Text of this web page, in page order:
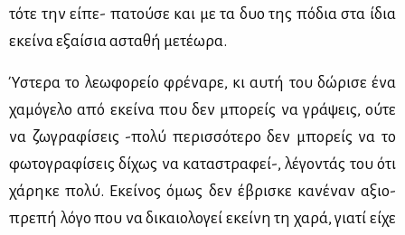
τό­τε την εί­πε- πα­τού­σε και με τα δυο της πό­δια στα ίδια
εκεί­να εξαί­σια αστα­θή με­τέ­ω­ρα.
Ύστε­ρα το λε­ω­φο­ρείο φρέ­να­ρε, κι αυ­τή του δώ­ρι­σε ένα
χα­μό­γε­λο από εκεί­να που δεν μπο­ρείς να γρά­ψεις, ού­τε
να ζω­γρα­φί­σεις -πο­λύ πε­ρισ­σό­τε­ρο δεν μπο­ρείς να το
φω­το­γρα­φί­σεις δί­χως να κα­τα­στρα­φεί-, λέ­γο­ντάς του ότι
χά­ρη­κε πο­λύ. Εκεί­νος όμως δεν έβρι­σκε κα­νέ­ναν αξιο­
πρε­πή λό­γο που να δι­καιο­λο­γεί εκεί­νη τη χα­ρά, για­τί εί­χε